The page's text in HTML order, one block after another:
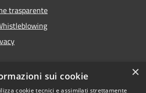
trasparente
accessibilità
×
sui cookie
cookie tecnici e assimilati strettamente